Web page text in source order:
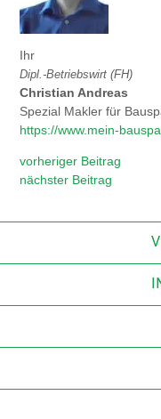
Ihr
Dipl.-Betriebswirt (FH)
Christian Andreas
Spezial Makler für
https://www.mein-
vorheriger Beitrag
nächster Beitrag